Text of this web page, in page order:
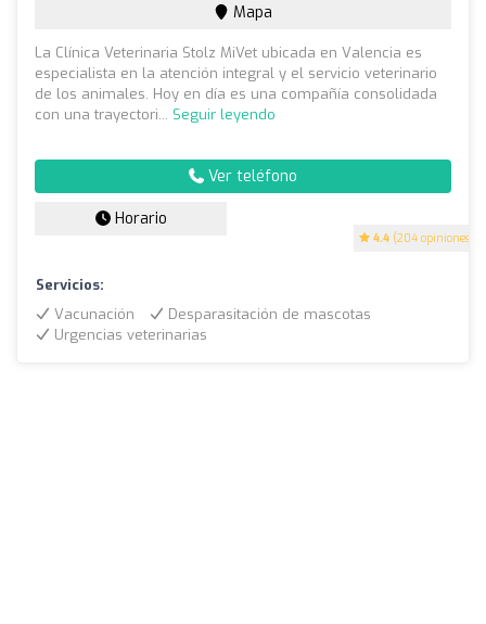
4.4 (204 opiniones)
Mapa
La Clínica Veterinaria Stolz MiVet ubicada en Valencia es
especialista en la atención integral y el servicio veterinario
de los animales. Hoy en día es una compañía consolidada
con una trayectori... Seguir leyendo
Ver teléfono
Horario
Servicios:
Vacunación
Desparasitación de mascotas
Urgencias veterinarias